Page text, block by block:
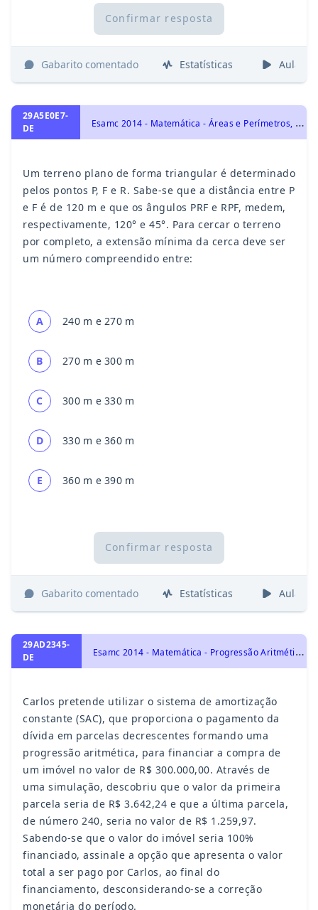
Confirmar resposta
Gabarito comentado Estatísticas Aulas
29A5E0E7-
DE
E
samc 2014 - Matemática - Áreas e Perímetros, Geometria Plana, Triângulos
Um terreno plano de forma triangular é determinado
pelos pontos P, F e R. Sabe-se que a distância entre P
e F é de 120 m e que os ângulos PRF e RPF, medem,
respectivamente, 120° e 45°. Para cercar o terreno
por completo, a extensão mínima da cerca deve ser
um número compreendido entre:
A 240 m e 270 m
B 270 m e 300 m
C 300 m e 330 m
D 330 m e 360 m
E 360 m e 390 m
Confirmar resposta
Gabarito comentado Estatísticas Aulas
29AD2345-
DE
E
samc 2014 - Matemática - Progressão Aritmética - PA, Progressões
Carlos pretende utilizar o sistema de amortização
constante (SAC), que proporciona o pagamento da
dívida em parcelas decrescentes formando uma
progressão aritmética, para financiar a compra de
um imóvel no valor de R$ 300.000,00. Através de
uma simulação, descobriu que o valor da primeira
parcela seria de R$ 3.642,24 e que a última parcela,
de número 240, seria no valor de R$ 1.259,97.
Sabendo-se que o valor do imóvel seria 100%
financiado, assinale a opção que apresenta o valor
total a ser pago por Carlos, ao final do
financiamento, desconsiderando-se a correção
monetária do período.